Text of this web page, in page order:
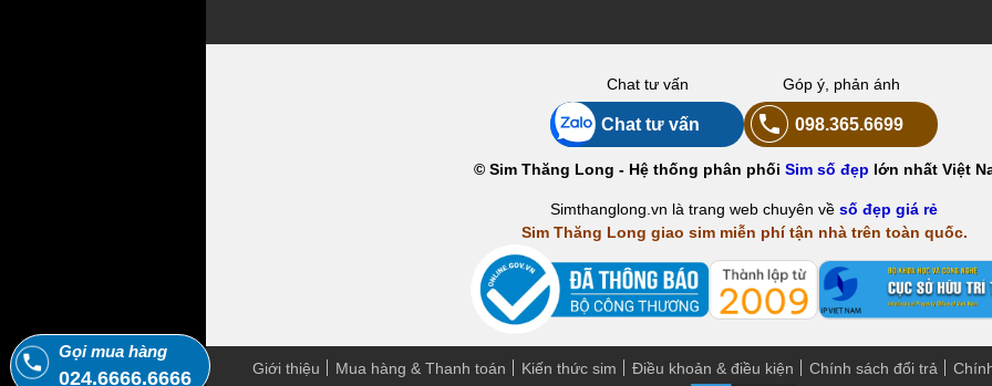
Chat tư vấn
Chat tư vấn
Góp ý, phản ánh
098.365.6699
© Sim Thăng Long - Hệ thống phân phối Sim số đẹp lớn nhất Việt
Simthanglong.vn là trang web chuyên về số đẹp giá rẻ
Sim Thăng Long giao sim miễn phí tận nhà trên toàn quốc.
Giới thiệu Mua hàng & Thanh toán Kiến thức sim Điều khoản & điều kiện Chính sách đổi trả
Gọi mua hàng
024.6666.6666